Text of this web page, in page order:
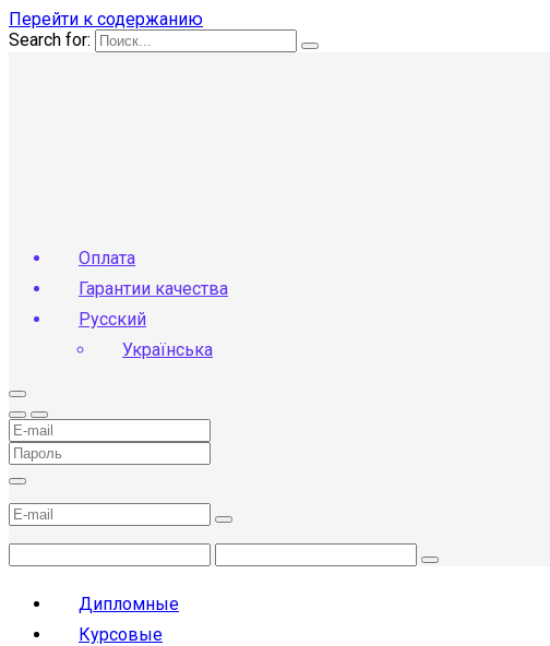
Перейти к содержанию
Search for:
Оплата
Гарантии качества
Русский
Українська
Дипломные
Курсовые